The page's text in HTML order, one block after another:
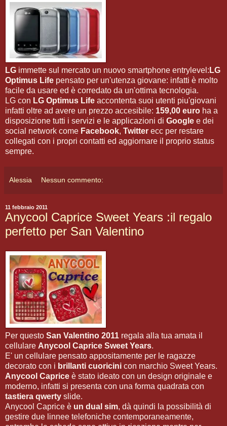
LG immette sul mercato un nuovo smartphone entrylevel: LG
Optimus Life pensato per un'utenza giovane: infatti è molto
facile da usare ed è corredato da un'ottima tecnologia.
LG con LG Optimus Life accontenta suoi utenti piu'giovani
infatti oltre ad avere un prezzo accesibile: 159,00 euro ha a
disposizione tutti i servizi e le applicazioni di Google e dei
social network come Facebook, Twitter ecc per restare
collegati con i propri contatti ed aggiornare il proprio status
sempre.
Alessia Nessun commento:
11 febbraio 2011
Anycool Caprice Sweet Years :il regalo
perfetto per San Valentino
Per questo San Valentino 2011 regala alla tua amata il
cellulare Anycool Caprice Sweet Years.
E' un cellulare pensato appositamente per le ragazze
decorato con i brillanti cuoricini con marchio Sweet Years.
Anycool Caprice è stato ideato con un design originale e
moderno, infatti si presenta con una forma quadrata con
tastiera qwerty slide.
Anycool Caprice è un dual sim, dà quindi la possibilità di
gestire due linnee telefoniche contemporaneamente,